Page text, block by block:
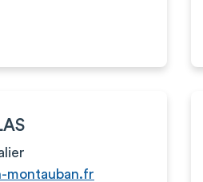
montauban.fr